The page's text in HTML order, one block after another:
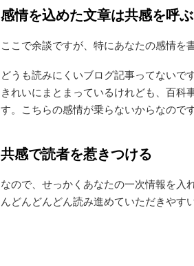
感情を込めた文章は共感を呼ぶ
ここで余談ですが、特にあなたの感情を
どうも読みにくいブログ記事ってないで
きれいにまとまっているけれども、百科
す。こちらの感情が乗らないからなので
共感で読者を惹きつける
なので、せっかくあなたの一次情報を入
んどんどんどん読み進めていただきやす